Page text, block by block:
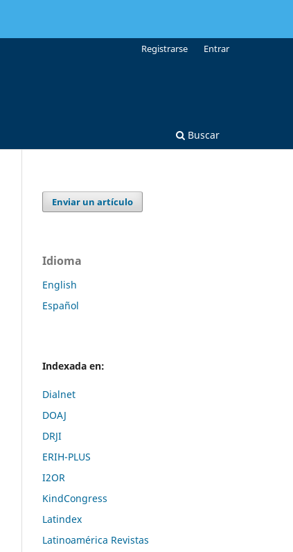
Buscar
Registrarse Entrar
Enviar un artículo
Idioma
English
Español
Indexada en:
Dialnet
DOAJ
DRJI
ERIH-PLUS
I2OR
KindCongress
Latindex
Latinoamérica Revistas